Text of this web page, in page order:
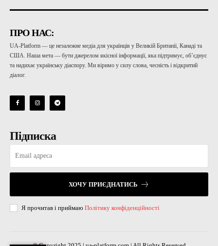
ПРО НАС:
UA-Platform — це незалежне медіа для українців у Великій Британії, Канаді та
США. Наша мета — бути джерелом якісної інформації, яка підтримує, об’єднує
та надихає українську діаспору. Ми віримо у силу слова, чесність і відкритий
діалог.
Підписка
ХОЧУ ПРИЄДНАТИСЬ
Я прочитав і приймаю Політику конфіденційності